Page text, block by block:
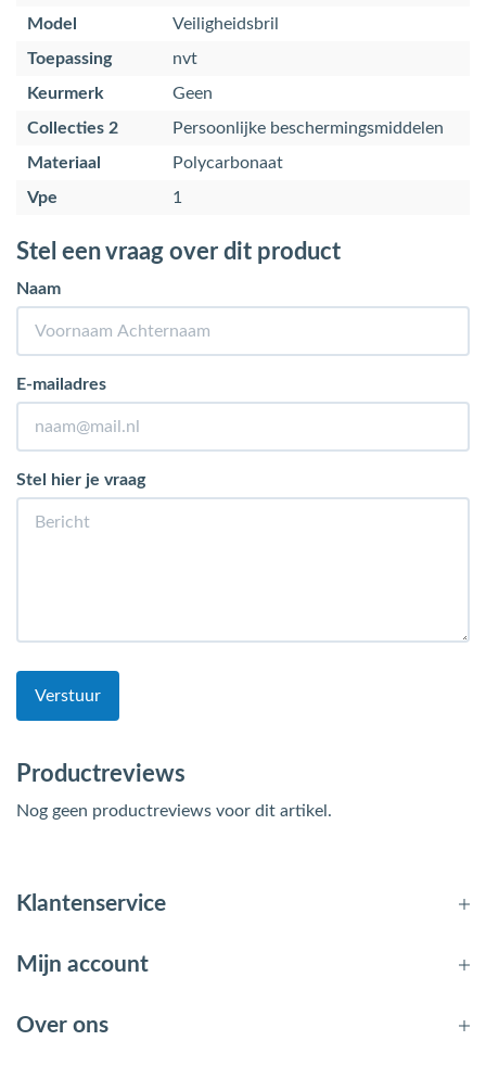
Model
Veiligheidsbril
Toepassing
nvt
Keurmerk
Geen
Collecties 2
Persoonlijke beschermingsmiddelen
Materiaal
Polycarbonaat
Vpe
1
Stel een vraag over dit product
Naam
E-mailadres
Stel hier je vraag
Verstuur
Productreviews
Nog geen productreviews voor dit artikel.
Klantenservice
Mijn account
Over ons